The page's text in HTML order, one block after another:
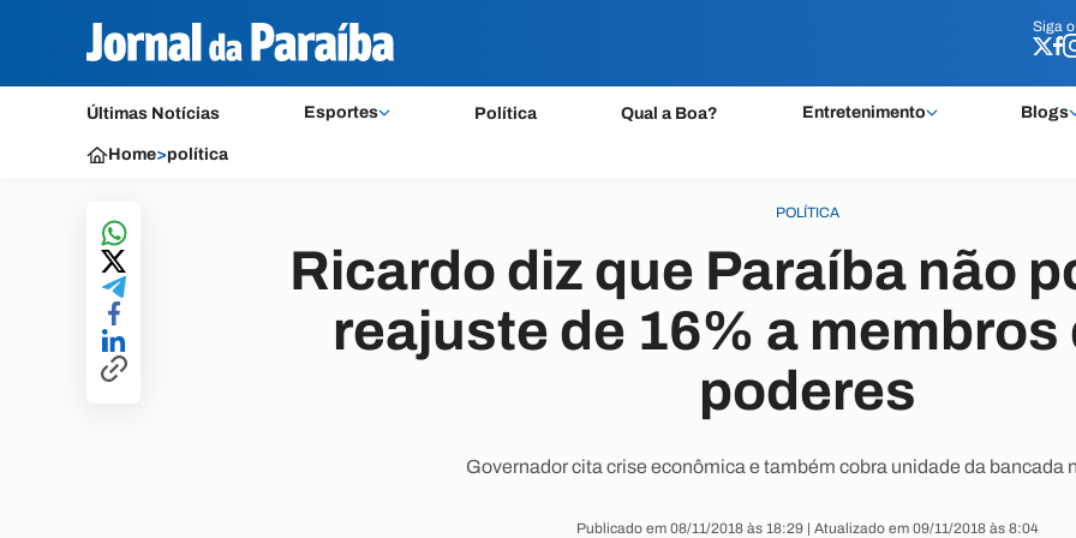
Siga o
Últimas Notícias Esportes Política Qual a Boa? Entretenimento Blogs
Siga o
Home>política
POLÍTICA
Ricardo diz que Paraíba não
reajuste de 16% a membros
poderes
Governador cita crise econômica e também cobra unidade da bancada
Publicado em 08/11/2018 às 18:29 | Atualizado em 09/11/2018 às 8:04